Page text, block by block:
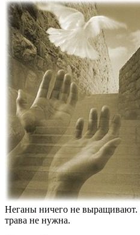
Неганы ничего не
трава не нужна.